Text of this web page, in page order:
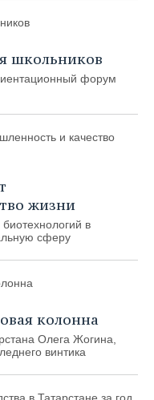
школьников
форум
жизни
в
сферу
колонна
Олега Жогина,
винтика